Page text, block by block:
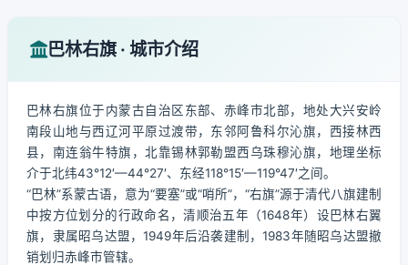
巴林右旗 · 城市介绍
巴林右旗位于内蒙古自治区东部、赤峰市北部，地处大兴安岭
南段山地与西辽河平原过渡带，东邻阿鲁科尔沁旗，西接林西
县，南连翁牛特旗，北靠锡林郭勒盟西乌珠穆沁旗，地理坐标
介于北纬43°12′—44°27′、东经118°15′—119°47′之间。
“巴林”系蒙古语，意为“要塞”或“哨所”，“右旗”源于清代八旗建制
中按方位划分的行政命名，清顺治五年（1648年）设巴林右翼
旗，隶属昭乌达盟，1949年后沿袭建制，1983年随昭乌达盟撤
销划归赤峰市管辖。